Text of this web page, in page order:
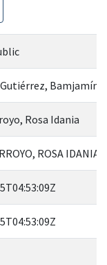
Bamjamín
Rosa Idania
ROSA IDANIA;